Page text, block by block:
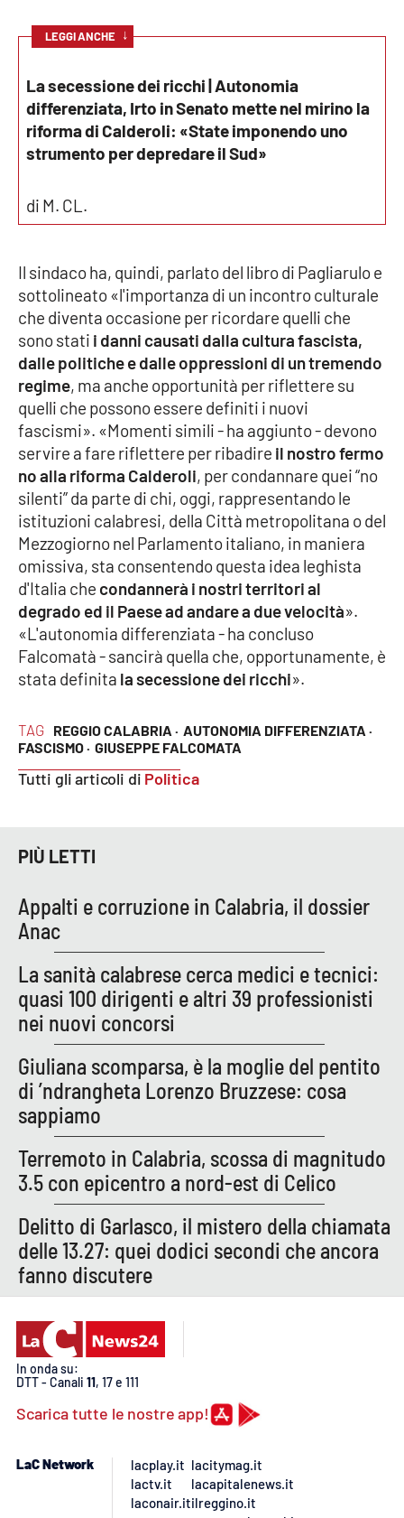
Politica
Società
Good Morning Vietnam
Parchi Marini Calabria
Leggendo Alvaro insieme
Imprese Di Calabria
Le perfidie di Antonella Grippo
Venti di comunicazione
STREAMING
LaC TV
LaC Network
EDIZIONI
LOCALI
Crotone
Vibo Valentia
Reggio Calabria
Cosenza
Lamezia Terme
PROGETTI
SPECIALI
Buona Sanità Calabria
LA
CALABRIAVISIONE
Destinazioni
Eventi
Food
Storie
TAG REGGIO CALABRIA · AUTONOMIA DIFFERENZIATA ·
FASCISMO · GIUSEPPE FALCOMATA
Tutti gli articoli di Politica
LEGGI ANCHE ↓
La secessione dei ricchi | Autonomia
differenziata, Irto in Senato mette nel mirino la
riforma di Calderoli: «State imponendo uno
strumento per depredare il Sud»
di M. CL.
Il sindaco ha, quindi, parlato del libro di Pagliarulo e
sottolineato «l'importanza di un incontro culturale
che diventa occasione per ricordare quelli che
sono stati i danni causati dalla cultura fascista,
dalle politiche e dalle oppressioni di un tremendo
regime, ma anche opportunità per riflettere su
quelli che possono essere definiti i nuovi
fascismi». «Momenti simili - ha aggiunto - devono
servire a fare riflettere per ribadire il nostro fermo
no alla riforma Calderoli, per condannare quei “no
silenti” da parte di chi, oggi, rappresentando le
istituzioni calabresi, della Città metropolitana o del
Mezzogiorno nel Parlamento italiano, in maniera
omissiva, sta consentendo questa idea leghista
d'Italia che condannerà i nostri territori al
degrado ed il Paese ad andare a due velocità».
«L'autonomia differenziata - ha concluso
Falcomatà - sancirà quella che, opportunamente, è
stata definita la secessione dei ricchi».
PIÙ LETTI
Appalti e corruzione in Calabria, il dossier
Anac
La sanità calabrese cerca medici e tecnici:
quasi 100 dirigenti e altri 39 professionisti
nei nuovi concorsi
Giuliana scomparsa, è la moglie del pentito
di ’ndrangheta Lorenzo Bruzzese: cosa
sappiamo
Terremoto in Calabria, scossa di magnitudo
3.5 con epicentro a nord-est di Celico
Delitto di Garlasco, il mistero della chiamata
delle 13.27: quei dodici secondi che ancora
fanno discutere
In onda su:
DTT - Canali 11, 17 e 111
Scarica tutte le nostre app!
LaC Network
lacplay.it
lactv.it
laconair.it
lacitymag.it
lacapitalenews.it
ilreggino.it